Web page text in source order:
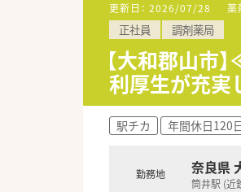
【法人特徴
■奈良県内
■「現場の
■充実した
更新日： 2026/07/28 薬
正社員 調剤薬局
【大和郡山市
利厚生が充実
駅チカ 年間休日120
勤務地 奈良県
筒井駅 (近